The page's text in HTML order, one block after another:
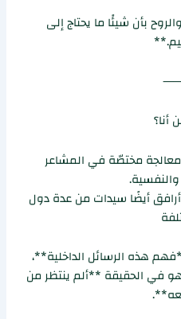
بأن شيئًا ما يحتاج إلى
أنا؟
مختصّة في المشاعر
أيضًا سيدات من عدة دول
هذه الرسائل الداخلية**،
في الحقيقة **ألم ينتظر من